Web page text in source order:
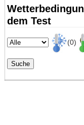
dem Test
(0)